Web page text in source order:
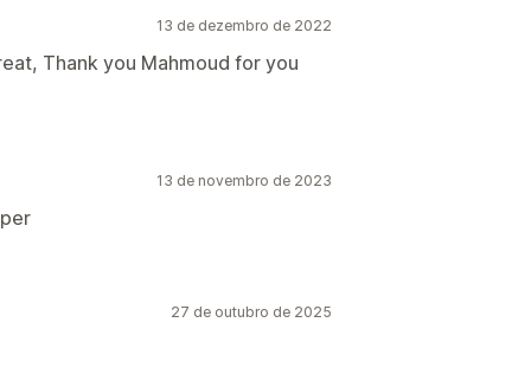
13 de dezembro de 2022
Thank you Mahmoud for you
13 de novembro de 2023
27 de outubro de 2025